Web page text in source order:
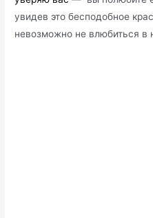
увидев это бесподобное
невозможно не влюбиться в